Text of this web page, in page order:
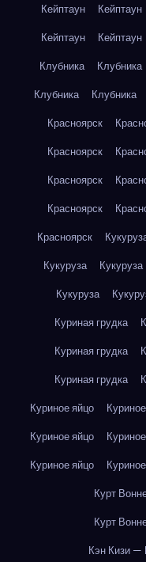
Кейптаун
Кейптаун
Кейптаун
Кейптаун
Клубника
Клубника
Клубника
Клубника
Красноярск
Красноярск
Красноярск
Красноярск
Красноярск
Кукуруза
Кукуруза
Кукуруза
Куриная грудка
Куриная грудка
Куриная грудка
Куриное яйцо
Куриное яйцо
Куриное яйцо
Курт
Курт
Кэн Кизи —